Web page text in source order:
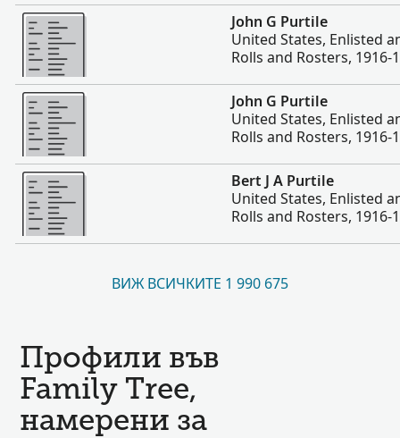
Повече
John G Purtile
United States, Enlisted
Rolls and Rosters, 1916-
Повече
John G Purtile
United States, Enlisted
Rolls and Rosters, 1916-
Повече
Bert J A Purtile
United States, Enlisted
Rolls and Rosters, 1916-
ВИЖ ВСИЧКИТЕ 1 990 675
Профили във
Family Tree,
намерени за